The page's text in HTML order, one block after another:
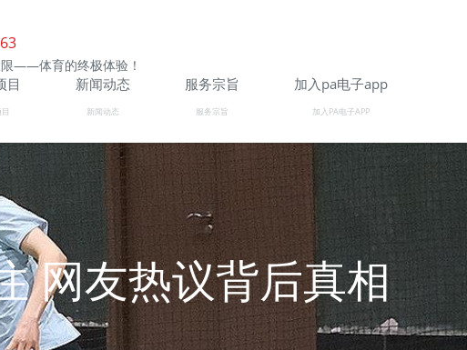
——体育的终极体验！
目 新闻动态
新闻动态
服务宗旨
服务宗旨
加入pa电子app
加入PA电子APP
网友热议背后真相